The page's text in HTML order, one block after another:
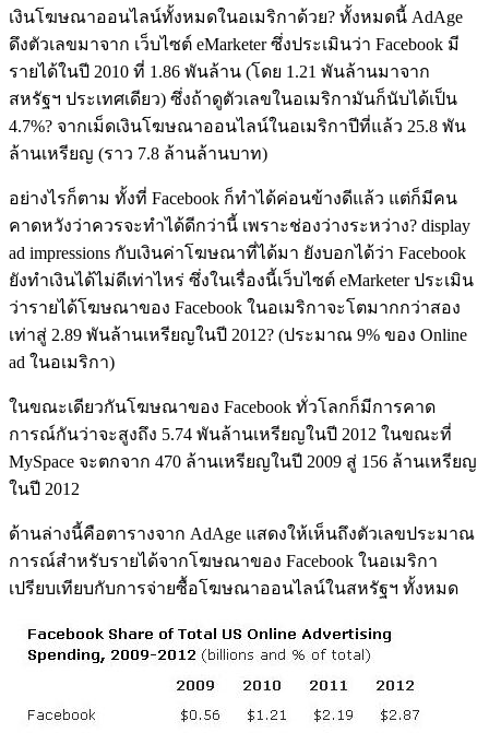
เงินโฆษณาออนไลน์ทั้งหมดในอเมริกาด้วย? ทั้งหมดนี้ AdAge
ดึงตัวเลขมาจาก เว็บไซต์ eMarketer ซึ่งประเมินว่า Facebook มี
รายได้ในปี 2010 ที่ 1.86 พันล้าน (โดย 1.21 พันล้านมาจาก
สหรัฐฯ ประเทศเดียว) ซึ่งถ้าดูตัวเลขในอเมริกามันก็นับได้เป็น
4.7%? จากเม็ดเงินโฆษณาออนไลน์ในอเมริกาปีที่แล้ว 25.8 พัน
ล้านเหรียญ (ราว 7.8 ล้านล้านบาท)
อย่างไรก็ตาม ทั้งที่ Facebook ก็ทำได้ค่อนข้างดีแล้ว แต่ก็มีคน
คาดหวังว่าควรจะทำได้ดีกว่านี้ เพราะช่องว่างระหว่าง? display
ad impressions กับเงินค่าโฆษณาที่ได้มา ยังบอกได้ว่า Facebook
ยังทำเงินได้ไม่ดีเท่าไหร่ ซึ่งในเรื่องนี้เว็บไซต์ eMarketer ประเมิน
ว่ารายได้โฆษณาของ Facebook ในอเมริกาจะโตมากกว่าสอง
เท่าสู่ 2.89 พันล้านเหรียญในปี 2012? (ประมาณ 9% ของ Online
ad ในอเมริกา)
ในขณะเดียวกันโฆษณาของ Facebook ทั่วโลกก็มีการคาด
การณ์กันว่าจะสูงถึง 5.74 พันล้านเหรียญในปี 2012 ในขณะที่
MySpace จะตกจาก 470 ล้านเหรียญในปี 2009 สู่ 156 ล้านเหรียญ
ในปี 2012
ด้านล่างนี้คือตารางจาก AdAge แสดงให้เห็นถึงตัวเลขประมาณ
การณ์สำหรับรายได้จากโฆษณาของ Facebook ในอเมริกา
เปรียบเทียบกับการจ่ายซื้อโฆษณาออนไลน์ในสหรัฐฯ ทั้งหมด